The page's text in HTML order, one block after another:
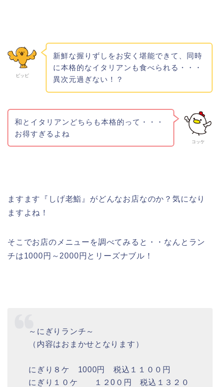
ピッピ
新鮮な握りずしをお安く堪能できて、同時
に本格的なイタリアンも食べられる・・・
異次元過ぎない！？
コッケ
和とイタリアンどちらも本格的って・・・
お得すぎるよね
ますます『しげ老鮨』がどんなお店なのか？気になり
ますよね！
そこでお店のメニューを調べてみると・・なんとラン
チは1000円～2000円とリーズナブル！
～にぎりランチ～
（内容はおまかせとなります）
にぎり８ケ 1000円 税込１１００円
にぎり１０ケ １２0０円 税込１３２０